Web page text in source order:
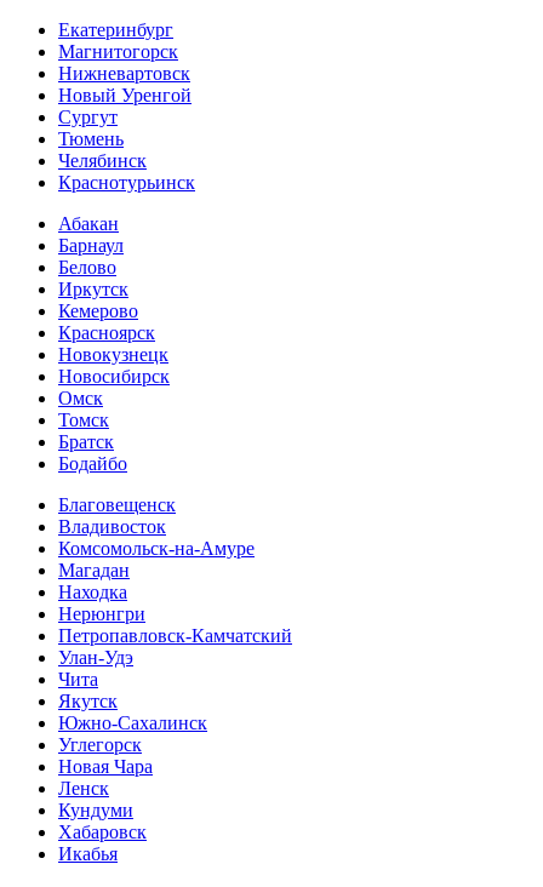
Екатеринбург
Магнитогорск
Нижневартовск
Новый Уренгой
Сургут
Тюмень
Челябинск
Краснотурьинск
Абакан
Барнаул
Белово
Иркутск
Кемерово
Красноярск
Новокузнецк
Новосибирск
Омск
Томск
Братск
Бодайбо
Благовещенск
Владивосток
Комсомольск-на-Амуре
Магадан
Находка
Нерюнгри
Петропавловск-Камчатский
Улан-Удэ
Чита
Якутск
Южно-Сахалинск
Углегорск
Новая Чара
Ленск
Кундуми
Хабаровск
Икабья